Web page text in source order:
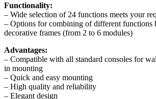
Functionality:
– Wide selection of 24 functions meets your
– Options for combining of different functions
decorative frames (from 2 to 6 modules)
Advantages:
– Compatible with all standard consoles for
in mounting
– Quick and easy mounting
– High quality and reliability
– Elegant design